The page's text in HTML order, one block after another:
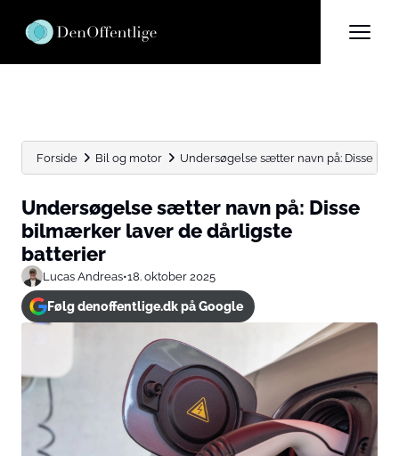
Forside Bil og motor Undersøgelse sætter navn på: Disse
Undersøgelse sætter navn på: Disse
bilmærker laver de dårligste
batterier
Lucas Andreas•18. oktober 2025
Følg denoffentlige.dk på Google